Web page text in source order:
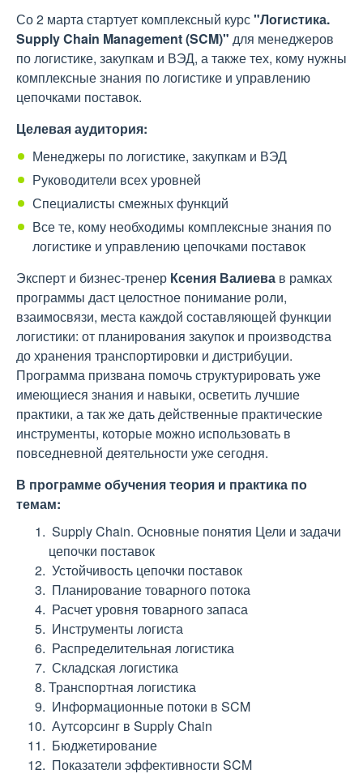
Со 2 марта стартует комплексный курс"Логистика.
Supply Chain Management (SCM)" для менеджеров
по логистике, закупкам и ВЭД, а также тех, кому нужны
комплексные знания по логистике и управлению
цепочками поставок.
Целевая аудитория:
Менеджеры по логистике, закупкам и ВЭД
Руководители всех уровней
Специалисты смежных функций
Все те, кому необходимы комплексные знания по
логистике и управлению цепочками поставок
Эксперт и бизнес-тренер Ксения Валиева в рамках
программы даст целостное понимание роли,
взаимосвязи, места каждой составляющей функции
логистики: от планирования закупок и производства
до хранения транспортировки и дистрибуции.
Программа призвана помочь структурировать уже
имеющиеся знания и навыки, осветить лучшие
практики, а так же дать действенные практические
инструменты, которые можно использовать в
повседневной деятельности уже сегодня.
В программе обучения теория и практика по
темам:
Supply Chain. Основные понятия Цели и задачи
цепочки поставок
Устойчивость цепочки поставок
Планирование товарного потока
Расчет уровня товарного запаса
Инструменты логиста
Распределительная логистика
Складская логистика
Транспортная логистика
Информационные потоки в SCM
Аутсорсинг в Supply Chain
Бюджетирование
Показатели эффективности SCM